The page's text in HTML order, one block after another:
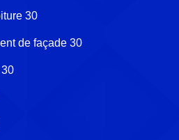
30
de façade 30